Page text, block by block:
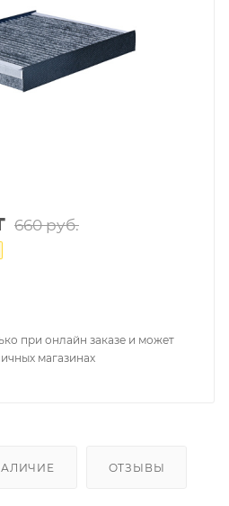
660руб.
при онлайн заказе и может
магазинах
ОТЗЫВЫ